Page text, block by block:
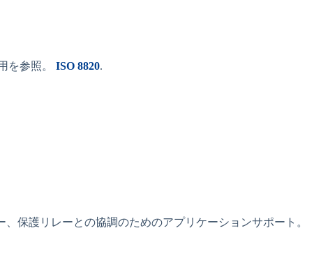
を参照。 ISO 8820.
保護リレーとの協調のためのアプリケーションサポート。